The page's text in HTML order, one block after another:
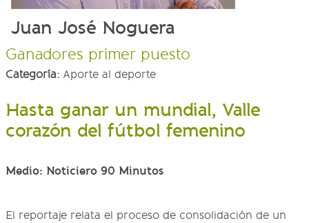
Juan José Noguera
Ganadores primer puesto
Categoría: Aporte al deporte
Hasta ganar un mundial, Valle
corazón del fútbol femenino
Medio: Noticiero 90 Minutos
El reportaje relata el proceso de consolidación de un